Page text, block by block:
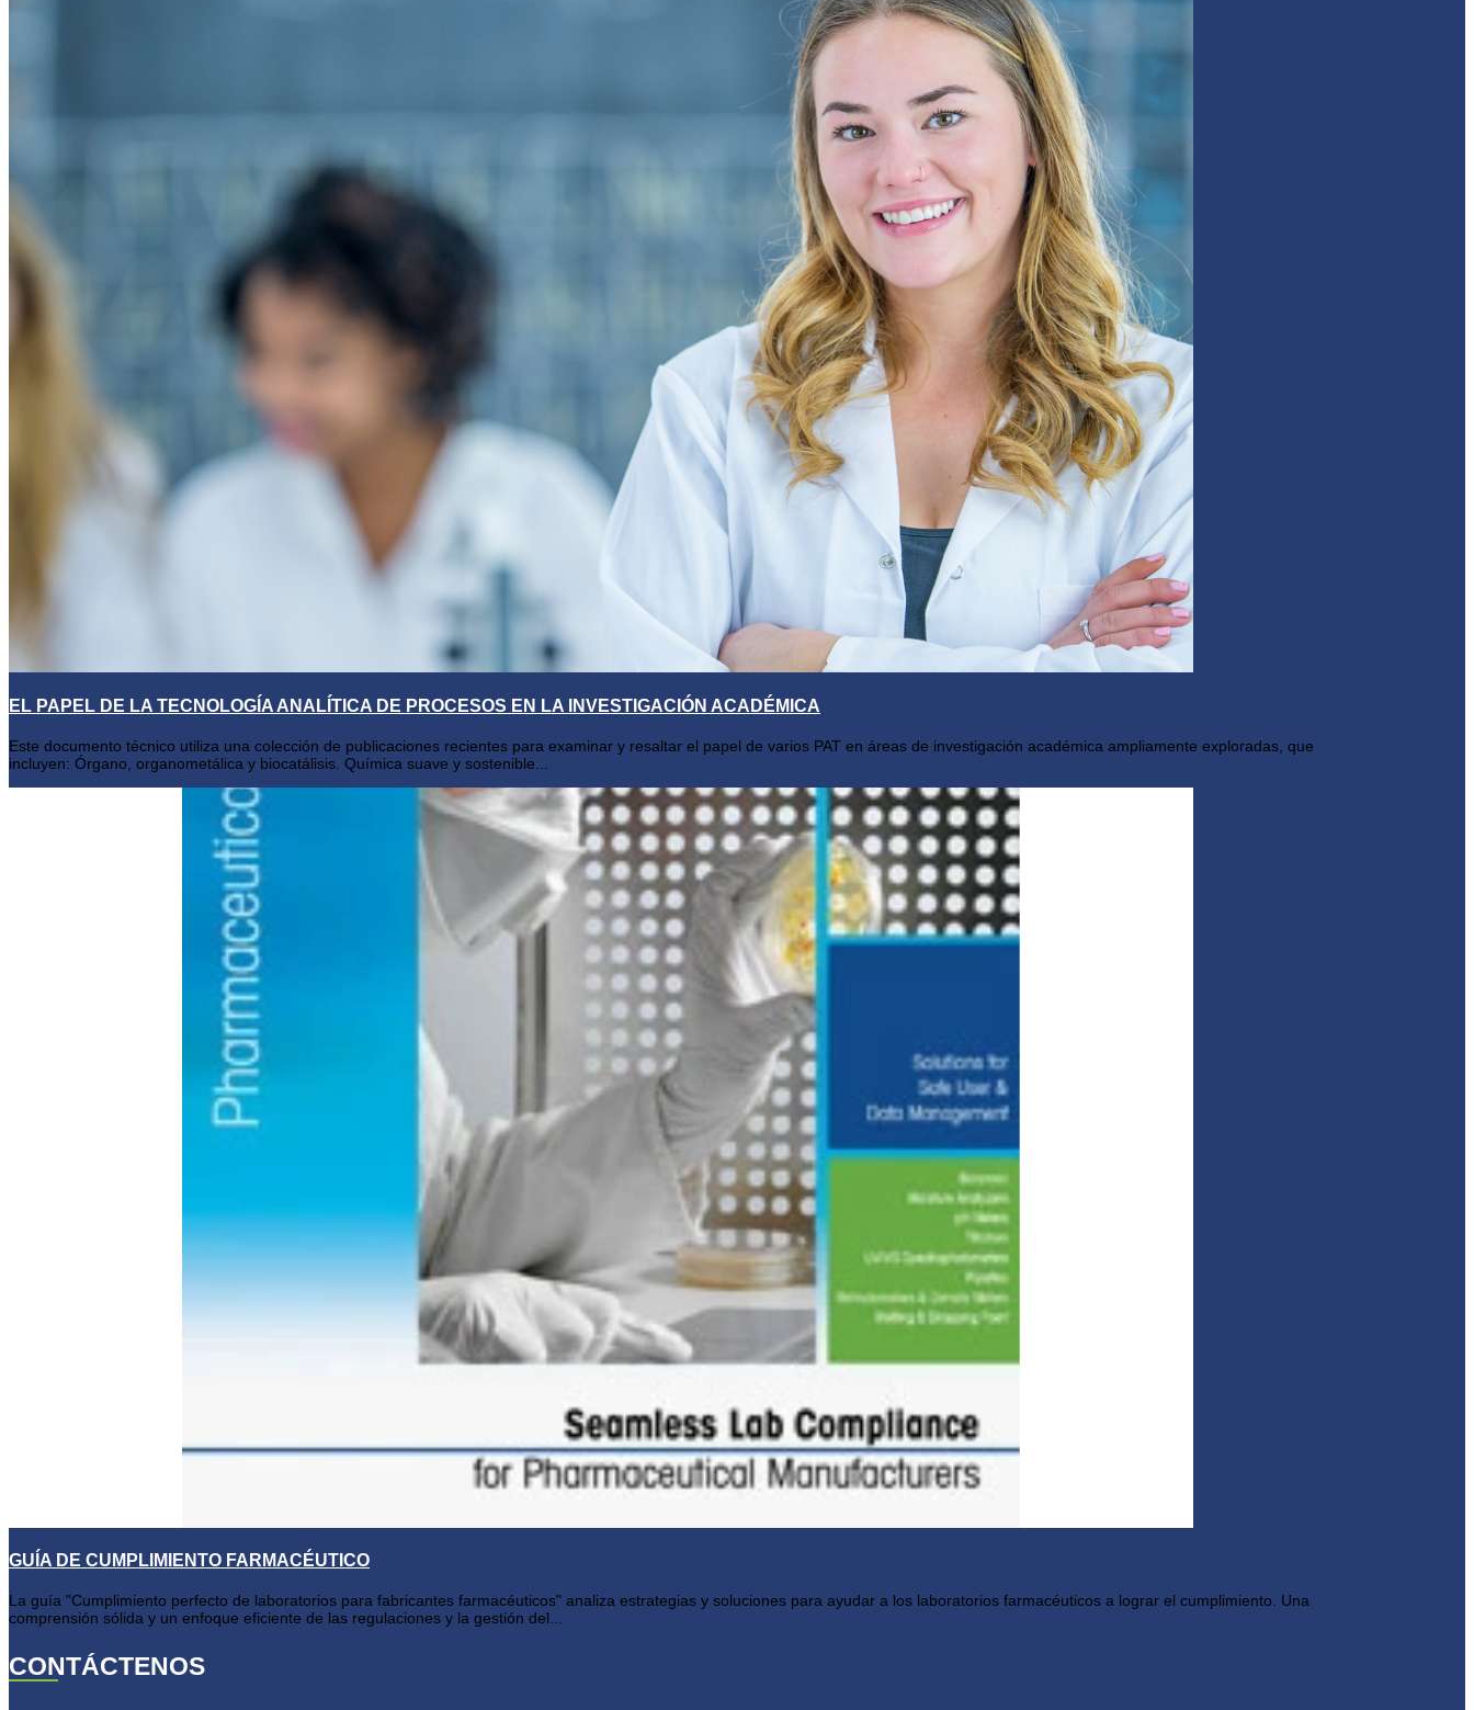
EL PAPEL DE LA TECNOLOGÍA ANALÍTICA DE PROCESOS EN LA INVESTIGACIÓN ACADÉMICA
Este documento técnico utiliza una colección de publicaciones recientes para examinar y resaltar el papel de varios PAT en áreas de investigación académica ampliamente exploradas, que
incluyen: Órgano, organometálica y biocatálisis. Química suave y sostenible...
GUÍA DE CUMPLIMIENTO FARMACÉUTICO
La guía "Cumplimiento perfecto de laboratorios para fabricantes farmacéuticos" analiza estrategias y soluciones para ayudar a los laboratorios farmacéuticos a lograr el cumplimiento. Una
comprensión sólida y un enfoque eficiente de las regulaciones y la gestión del...
CONTÁCTENOS